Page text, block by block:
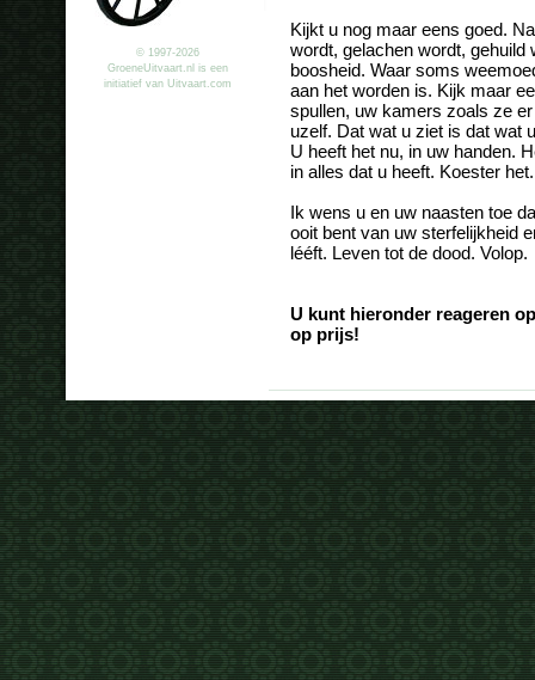
© 1997-2026
GroeneUitvaart.nl is een
initiatief van Uitvaart.com
Kijkt u nog maar eens goed.
wordt, gelachen wordt, gehuild
boosheid. Waar soms
aan het worden is. Kijk maar
spullen, uw kamers zoals ze
uzelf. Dat wat u ziet is dat wat
U heeft het nu, in uw handen.
in alles dat u heeft. Koester het.
Ik wens u en uw naasten toe
ooit bent van uw sterfelijkheid
lééft. Leven tot de dood. Volop.
U kunt hieronder reageren
op prijs!